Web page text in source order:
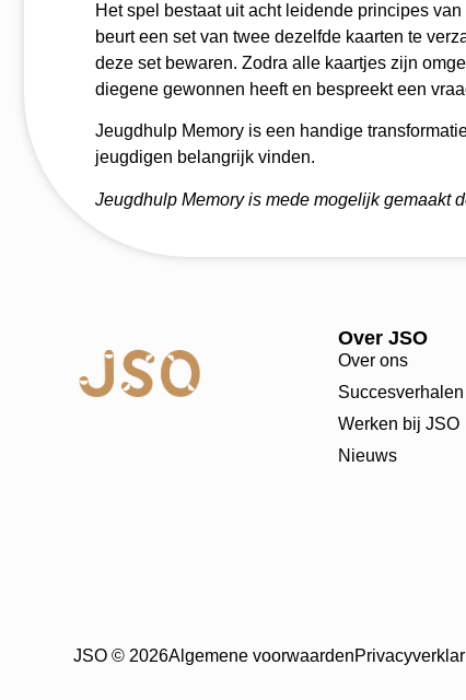
Het spel bestaat uit acht leidende principes
beurt een set van twee dezelfde kaarten te
deze set bewaren. Zodra alle kaartjes zijn
diegene gewonnen heeft en bespreekt een
Jeugdhulp Memory is een handige
jeugdigen belangrijk vinden.
Jeugdhulp Memory is mede mogelijk gemaakt
Over JSO
Over ons
Succesverhalen
Werken bij JSO
Nieuws
JSO © 2026Algemene voorwaarden